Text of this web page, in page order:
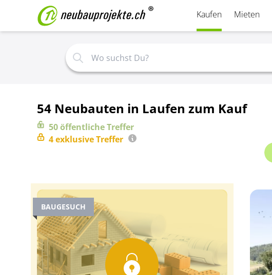
Kaufen Mieten
54 Neubauten in Laufen zum Kauf
50öffentlicheTreffer
4exklusiveTreffer
BAUGESUCH